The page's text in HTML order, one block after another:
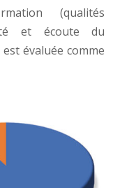
(qualités
et écoute du
évaluée comme